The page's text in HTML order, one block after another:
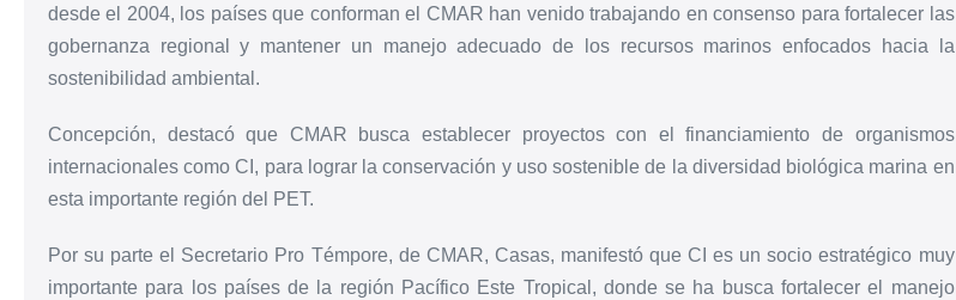
desde el 2004, los países que conforman el CMAR han venido trabajando en consenso para fortalecer las
gobernanza regional y mantener un manejo adecuado de los recursos marinos enfocados hacia la
sostenibilidad ambiental.
Concepción, destacó que CMAR busca establecer proyectos con el financiamiento de organismos
internacionales como CI, para lograr la conservación y uso sostenible de la diversidad biológica marina en
esta importante región del PET.
Por su parte el Secretario Pro Témpore, de CMAR, Casas, manifestó que CI es un socio estratégico muy
importante para los países de la región Pacífico Este Tropical, donde se ha busca fortalecer el manejo